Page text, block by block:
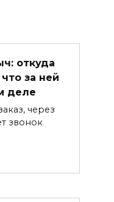
откуда
за ней
деле
через
звонок